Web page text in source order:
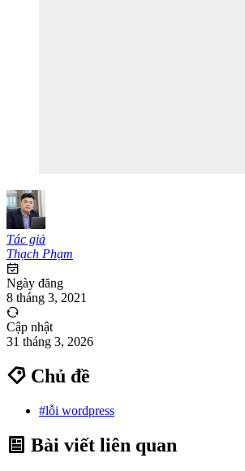
Tác giả
Thạch Phạm
Ngày đăng
8 tháng 3, 2021
Cập nhật
31 tháng 3, 2026
Chủ đề
#lỗi wordpress
Bài viết liên quan